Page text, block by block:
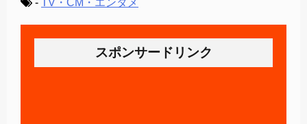
スポンサードリンク